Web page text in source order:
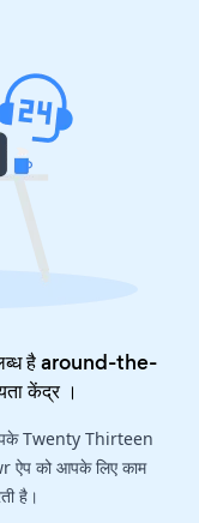
है around-the-
केंद्र।
आपके Twenty Thirteen
को आपके लिए काम
है।